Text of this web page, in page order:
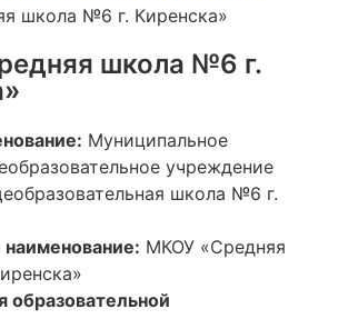
школа №6 г. Киренска»
школа №6 г.
Муниципальное
учреждение
школа №6 г.
МКОУ «Средняя
образовательной